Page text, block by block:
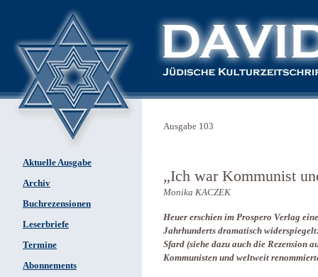
Aktuelle Ausgabe
Archiv
Buchrezensionen
Leserbriefe
Termine
Abonnements
Ausgabe 103
„Ich war Kommunist
Monika KACZEK
Heuer erschien im Prospero Verlag
Jahrhunderts dramatisch
Sfard (siehe dazu auch die Rezension
Kommunisten und weltweit